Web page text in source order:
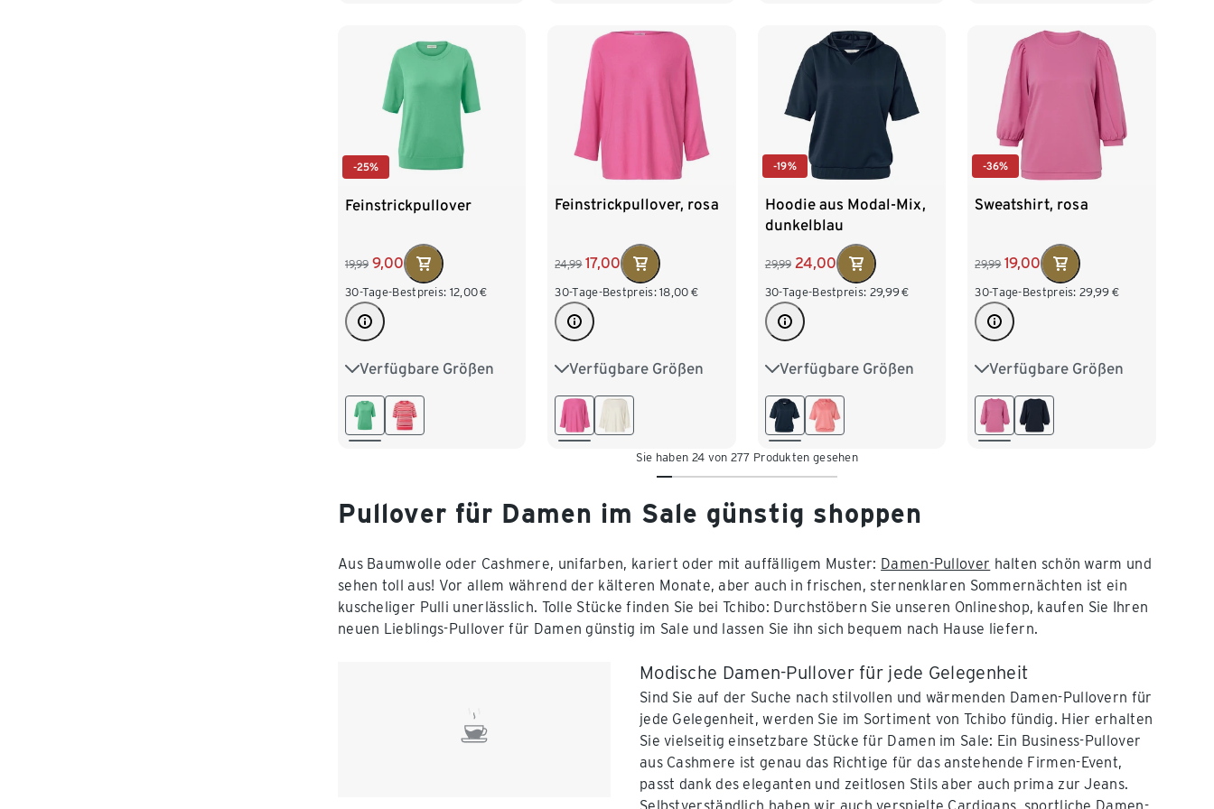
-25%
Feinstrickpullover
19,99 9,00
30-Tage-Bestpreis: 12,00€
Verfügbare Größen
S 36/38 M 40/42
L 44/46
Feinstrickpullover, rosa
24,99 17,00
30-Tage-Bestpreis: 18,00 €
Verfügbare Größen
S 36/38 M 40/42
L 44/46
-19%
Hoodie aus Modal-Mix,
dunkelblau
29,99 24,00
30-Tage-Bestpreis: 29,99€
Verfügbare Größen
S 36/38 M 40/42
L 44/46
-36%
Sweatshirt, rosa
29,99 19,00
30-Tage-Bestpreis: 29,99 €
Verfügbare Größen
S 36/38 M 40/42
L 44/46
Sie haben 24 von 277 Produkten gesehen
Pullover für Damen im Sale günstig shoppen
Aus Baumwolle oder Cashmere, unifarben, kariert oder mit auffälligem Muster: Damen-Pullover halten schön warm und
sehen toll aus! Vor allem während der kälteren Monate, aber auch in frischen, sternenklaren Sommernächten ist ein
kuscheliger Pulli unerlässlich. Tolle Stücke finden Sie bei Tchibo: Durchstöbern Sie unseren Onlineshop, kaufen Sie Ihren
neuen Lieblings-Pullover für Damen günstig im Sale und lassen Sie ihn sich bequem nach Hause liefern.
Modische Damen-Pullover für jede Gelegenheit
Sind Sie auf der Suche nach stilvollen und wärmenden Damen-Pullovern für
jede Gelegenheit, werden Sie im Sortiment von Tchibo fündig. Hier erhalten
Sie vielseitig einsetzbare Stücke für Damen im Sale: Ein Business-Pullover
aus Cashmere ist genau das Richtige für das anstehende Firmen-Event,
passt dank des eleganten und zeitlosen Stils aber auch prima zur Jeans.